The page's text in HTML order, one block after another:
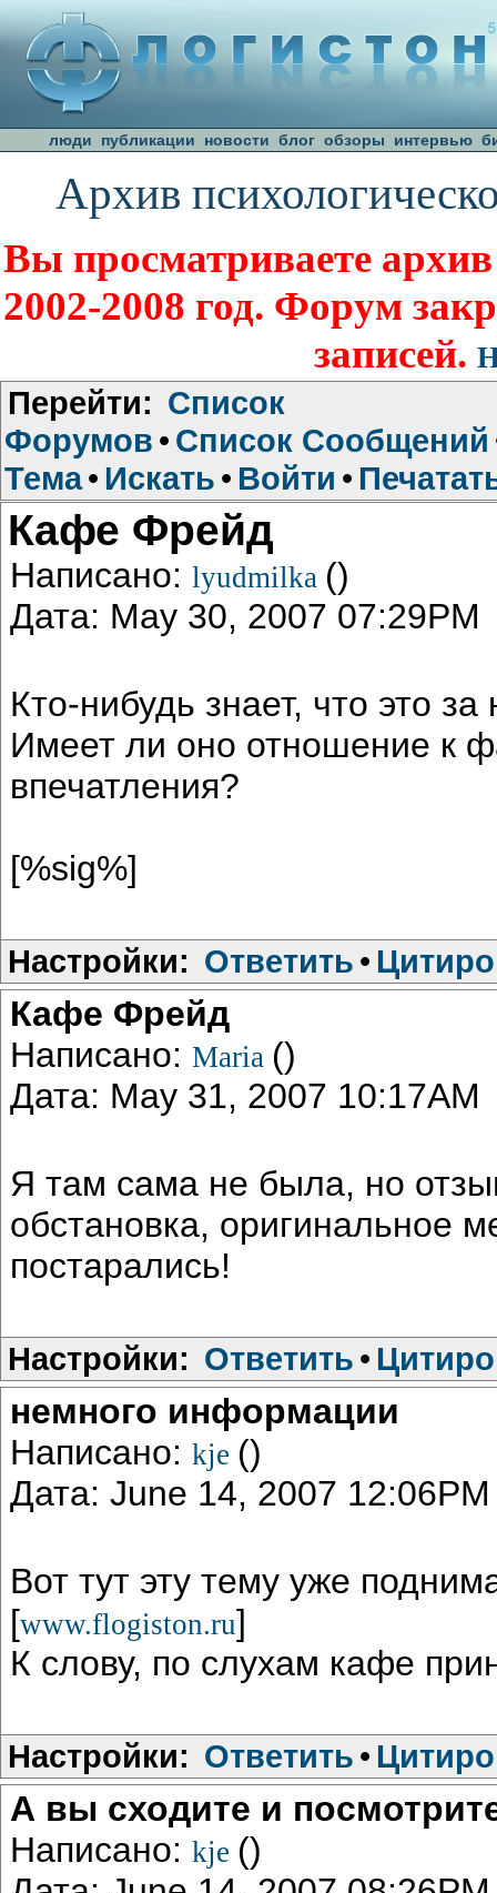
люди публикации новости блог обзоры интервью
Архив
Вы просматриваете
2002-2008 год. Форум
записей.
Перейти: Список
Форумов • Список Сообщений
Тема• Искать • Войти •
Кафе Фрейд
Написано: lyudmilka ()
Дата: May 30, 2007 07:29PM
Кто-нибудь знает, что это
Имеет ли оно отношение к
впечатления?
[%sig%]
Настройки: Ответить •
Кафе Фрейд
Написано: Maria ()
Дата: May 31, 2007 10:17AM
Я там сама не была, но
обстановка, оригинальное
постарались!
Настройки: Ответить •
немного информации
Написано: kje ()
Дата: June 14, 2007 12:06PM
Вот тут эту тему уже
[www.flogiston.ru]
К слову, по слухам кафе
Настройки: Ответить •
А вы сходите и
Написано: kje ()